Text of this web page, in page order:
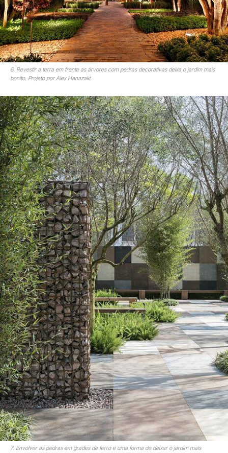
6. Revestir a terra em frente as árvores com pedras decorativas deixa o jardim mais
bonito. Projeto por Alex Hanazaki.
7. Envolver as pedras em grades de ferro é uma forma de deixar o jardim mais